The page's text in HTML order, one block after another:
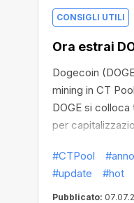
CONSIGLI UTILI
Ora estrai
Dogecoin
mining in CT
DOGE si
per
velocissime e
è una delle
movimento in
#CTPool
#update
#hot
Pubblicato: